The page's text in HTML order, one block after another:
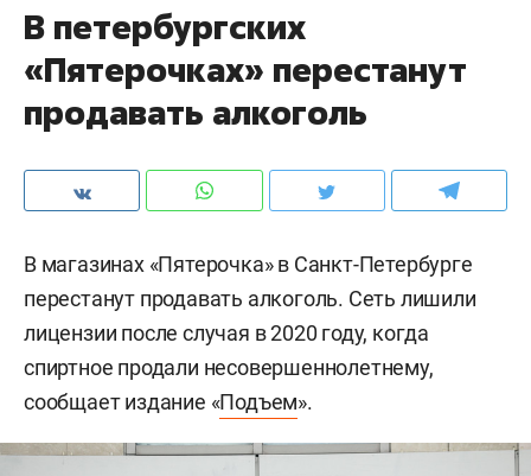
В петербургских
«Пятерочках» перестанут
продавать алкоголь
В магазинах «Пятерочка» в Санкт-Петербурге
перестанут продавать алкоголь. Сеть лишили
лицензии после случая в 2020 году, когда
спиртное продали несовершеннолетнему,
сообщает издание «Подъем».